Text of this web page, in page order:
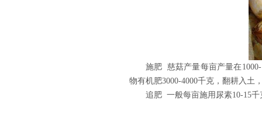
施肥 慈菇产量每亩产量在
物有机肥3000-4000千克，翻耕入土
追肥 一般每亩施用尿素10-15